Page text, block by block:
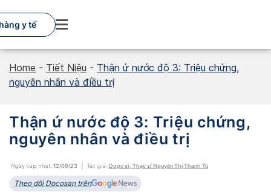
to
content
y tế
Home - Tiết Niệu - Thận ứ nước độ 3: Triệu chứng,
nguyên nhân và điều trị
Thận ứ nước độ 3: Triệu chứng,
nguyên nhân và điều trị
Ngày cập nhật: 12/09/23 Tác giả: Dược sĩ, Thạc sĩ Nguyễn Thị Thanh Tú
Theo dõi Docosan trên